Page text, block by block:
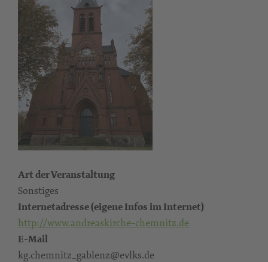
Art der Veranstaltung
Sonstiges
Internetadresse (eigene Infos im Internet)
http://www.andreaskirche-chemnitz.de
E-Mail
kg.chemnitz_gablenz@evlks.de